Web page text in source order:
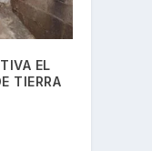
EL
TIERRA